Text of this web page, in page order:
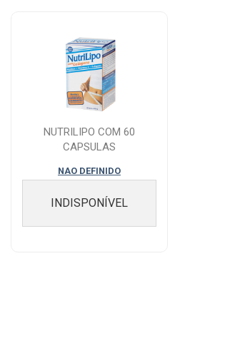
NUTRILIPO COM 60
CAPSULAS
NAO DEFINIDO
INDISPONÍVEL